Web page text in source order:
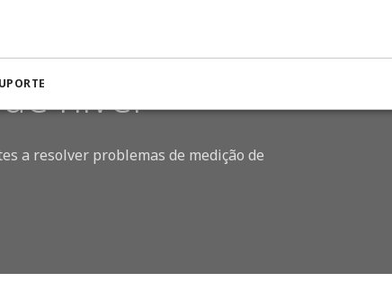
nível
a resolver problemas de medição de